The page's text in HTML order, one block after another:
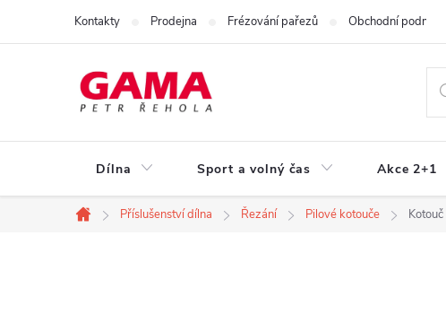
Kontakty Prodejna Frézování pařezů Obchodní podmínky
Dílna Sport a volný čas Akce 2+1
Domů
Příslušenství dílna Řezání Pilové kotouče